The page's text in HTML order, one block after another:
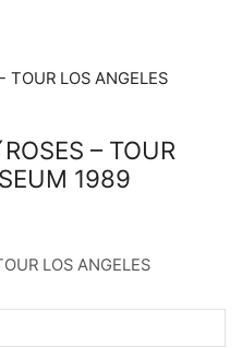
– TOUR
1989
LOS ANGELES